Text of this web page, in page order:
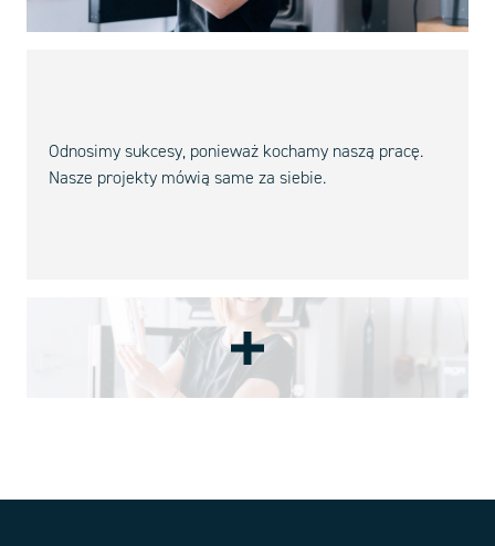
Odnosimy sukcesy, ponieważ kochamy naszą pracę.
Nasze projekty mówią same za siebie.